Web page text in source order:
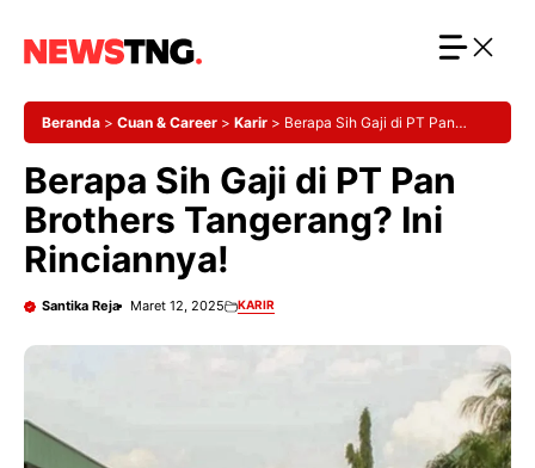
Beranda > Cuan & Career > Karir > Berapa Sih Gaji di PT Pan
Berapa Sih Gaji di PT Pan
Brothers Tangerang? Ini
Rinciannya!
Santika Reja Maret 12, 2025 KARIR